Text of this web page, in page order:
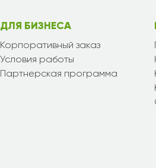
ДЛЯ БИЗНЕСА
Корпоративный заказ
Условия работы
Партнерская программа